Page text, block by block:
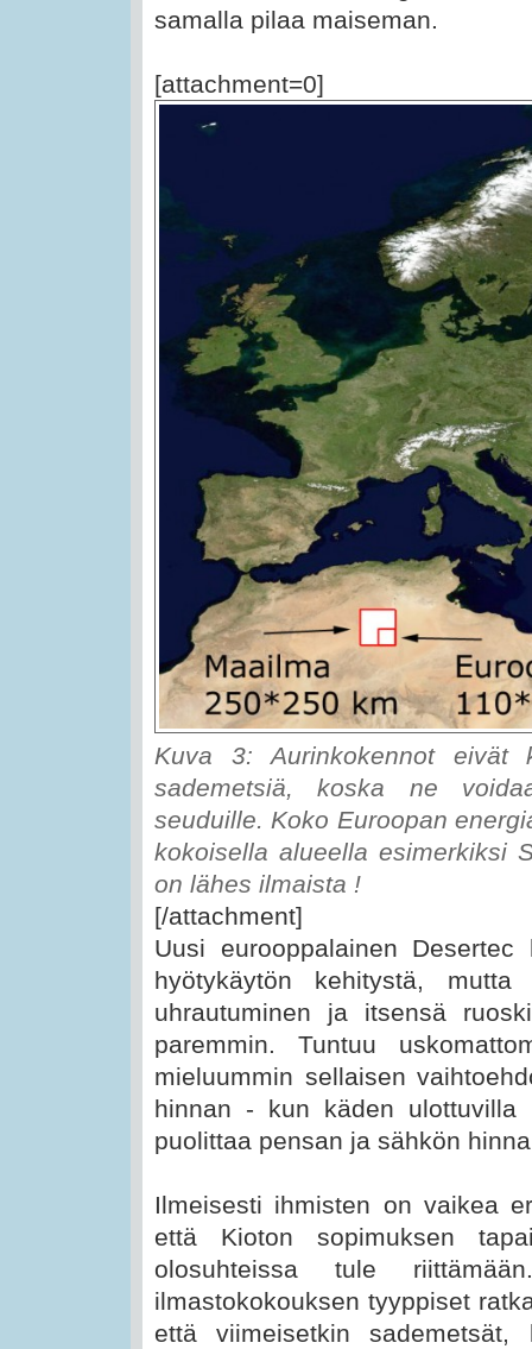
samalla pilaa maiseman.
[attachment=0]
Kuva 3: Aurinkokennot eivät
sademetsiä, koska ne
seuduille. Koko Euroopan
kokoisella alueella esimerkiksi
on lähes ilmaista !
[/attachment]
Uusi eurooppalainen
hyötykäytön kehitystä, mutta
uhrautuminen ja itsensä
paremmin. Tuntuu
mieluummin sellaisen
hinnan - kun käden
puolittaa pensan ja sähkön
Ilmeisesti ihmisten on vaikea
että Kioton sopimuksen
olosuhteissa tule
ilmastokokouksen tyyppiset
että viimeisetkin sademetsät,